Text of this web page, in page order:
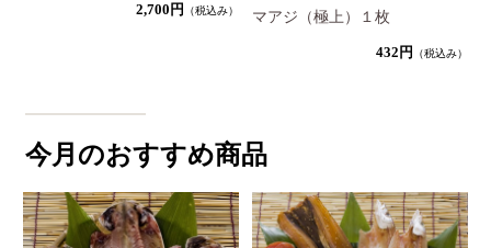
2,700円 （税込み） マアジ（極上）１枚
432円 （税込み）
今月のおすすめ商品